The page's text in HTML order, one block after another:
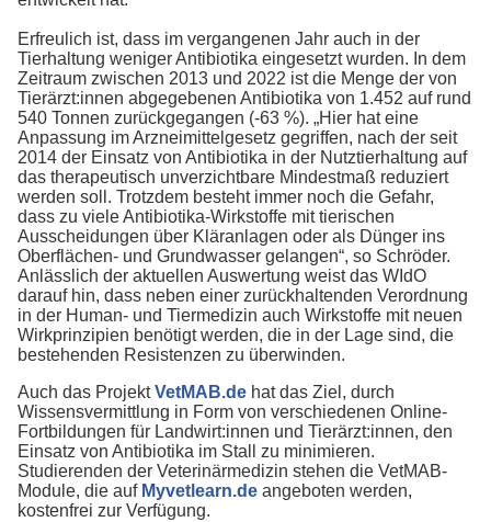
Erfreulich ist, dass im vergangenen Jahr auch in der
Tierhaltung weniger Antibiotika eingesetzt wurden. In dem
Zeitraum zwischen 2013 und 2022 ist die Menge der von
Tierärzt:innen abgegebenen Antibiotika von 1.452 auf rund
540 Tonnen zurückgegangen (-63 %). „Hier hat eine
Anpassung im Arzneimittelgesetz gegriffen, nach der seit
2014 der Einsatz von Antibiotika in der Nutztierhaltung auf
das therapeutisch unverzichtbare Mindestmaß reduziert
werden soll. Trotzdem besteht immer noch die Gefahr,
dass zu viele Antibiotika-Wirkstoffe mit tierischen
Ausscheidungen über Kläranlagen oder als Dünger ins
Oberflächen- und Grundwasser gelangen“, so Schröder.
Anlässlich der aktuellen Auswertung weist das WIdO
darauf hin, dass neben einer zurückhaltenden Verordnung
in der Human- und Tiermedizin auch Wirkstoffe mit neuen
Wirkprinzipien benötigt werden, die in der Lage sind, die
bestehenden Resistenzen zu überwinden.
Auch das ProjektVetMAB.de hat das Ziel, durch
Wissensvermittlung in Form von verschiedenen Online-
Fortbildungen für Landwirt:innen und Tierärzt:innen, den
Einsatz von Antibiotika im Stall zu minimieren.
Studierenden der Veterinärmedizin stehen die VetMAB-
Module, die auf Myvetlearn.de angeboten werden,
kostenfrei zur Verfügung.